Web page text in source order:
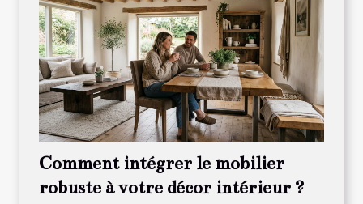
Comment intégrer le mobilier
robuste à votre décor intérieur ?